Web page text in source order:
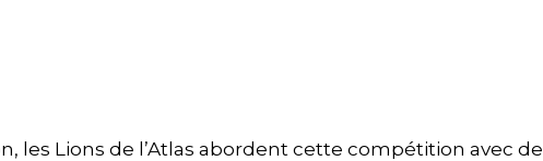
les Lions de l’Atlas abordent cette compétition avec de